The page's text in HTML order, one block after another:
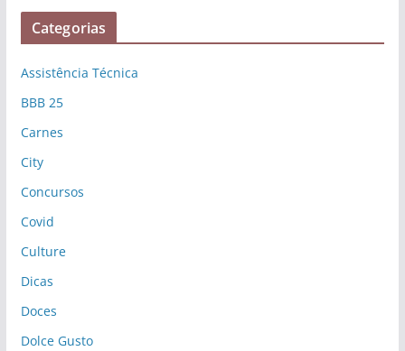
Categorias
Assistência Técnica
BBB 25
Carnes
City
Concursos
Covid
Culture
Dicas
Doces
Dolce Gusto